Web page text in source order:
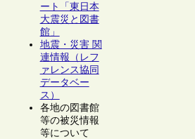
ート「東日本
大震災と図書
館」
地震・災害 関
連情報（レフ
ァレンス協同
データベー
ス）
各地の図書館
等の被災情報
等について